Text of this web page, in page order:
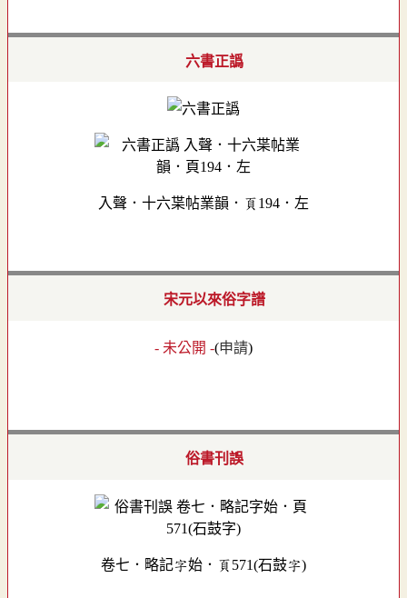
六書正譌
入聲．十六枼帖業韻．頁194．左
宋元以來俗字譜
- 未公開 -(申請)
俗書刊誤
卷七．略記字始．頁571(石鼓字)